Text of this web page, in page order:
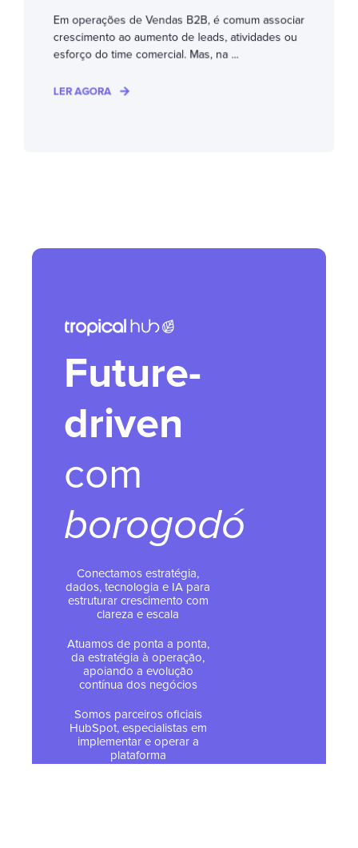
Em operações de Vendas B2B, é comum associar
crescimento ao aumento de leads, atividades ou
esforço do time comercial. Mas, na ...
LER AGORA
Future-
driven
com
borogodó
Conectamos estratégia,
dados, tecnologia e IA para
estruturar crescimento com
clareza e escala
Atuamos de ponta a ponta,
da estratégia à operação,
apoiando a evolução
contínua dos negócios
Somos parceiros oficiais
HubSpot, especialistas em
implementar e operar a
plataforma